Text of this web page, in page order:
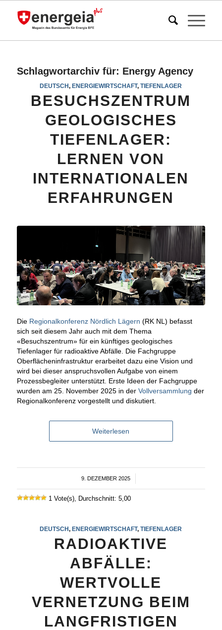
Schlagwortarchiv für: Energy Agency
DEUTSCH,ENERGIEWIRTSCHAFT,TIEFENLAGER
BESUCHSZENTRUM
GEOLOGISCHES
TIEFENLAGER:
LERNEN VON
INTERNATIONALEN
ERFAHRUNGEN
Die Regionalkonferenz Nördlich Lägern (RK NL) befasst
sich seit diesem Jahr auch mit dem Thema
«Besuchszentrum» für ein künftiges geologisches
Tiefenlager für radioaktive Abfälle. Die Fachgruppe
Oberflächen­infrastruktur erarbeitet dazu eine Vision und
wird bei dieser anspruchsvollen Aufgabe von einem
Prozessbegleiter unterstützt. Erste Ideen der Fachgruppe
wurden am 25. November 2025 in der Vollversammlung der
Regionalkonferenz vorgestellt und diskutiert.
Weiterlesen
9. DEZEMBER 2025
/
1 Vote(s), Durchschnitt: 5,00
DEUTSCH,ENERGIEWIRTSCHAFT,TIEFENLAGER
RADIOAKTIVE
ABFÄLLE:
WERTVOLLE
VERNETZUNG BEIM
LANGFRISTIGEN